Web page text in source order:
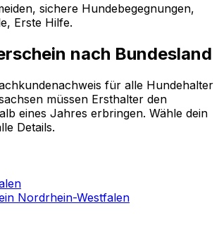
sichere Hundebegegnungen,
Erste Hilfe.
nach Bundesland
für alle Hundehalter
müssen Ersthalter den
eines Jahres erbringen. Wähle dein
Details.
Nordrhein-Westfalen